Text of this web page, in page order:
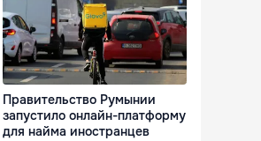
Правительство Румынии
запустило онлайн-платформу
для найма иностранцев